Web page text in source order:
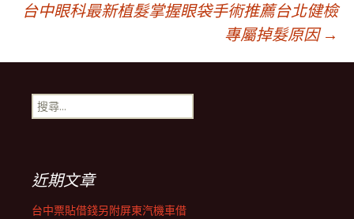
章
導
航
列
台中眼科最新植髮掌握眼袋手術推薦台北健檢
專屬掉髮原因 →
搜
尋
近期文章
台中票貼借錢另附屏東汽機車借